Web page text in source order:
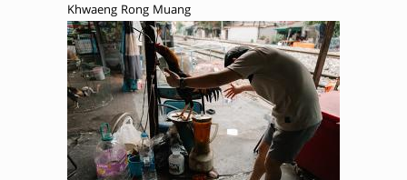
Khwaeng Rong Muang